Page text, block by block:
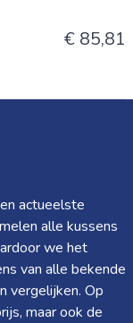
€ 85,81
actueelste
alle kussens
we het
van alle bekende
vergelijken. Op
maar ook de